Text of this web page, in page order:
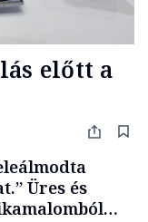
előtt a
Üres és